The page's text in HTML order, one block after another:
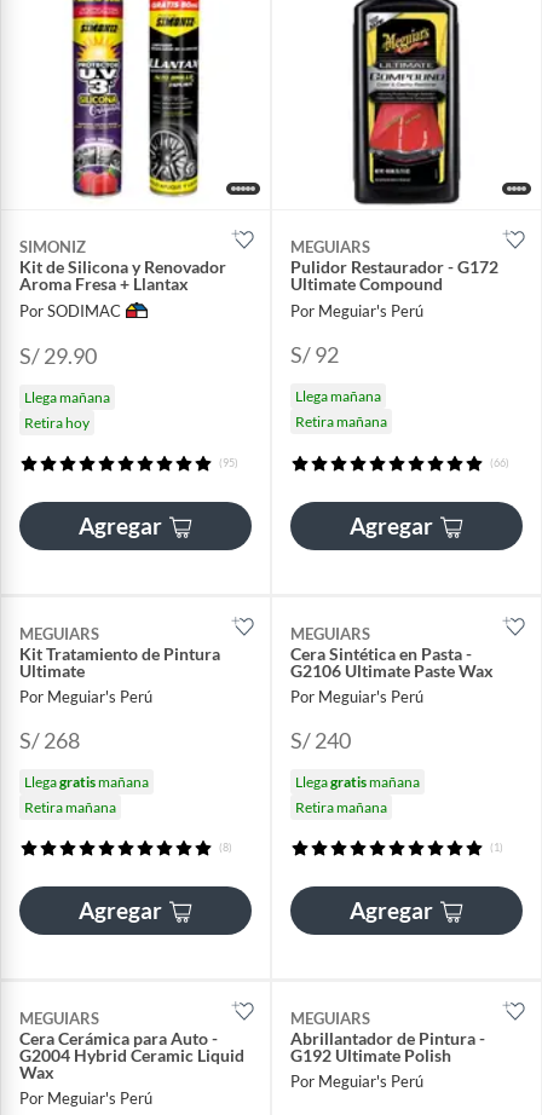
SIMONIZ
Kit de Silicona y Renovador
Aroma Fresa + Llantax
Por SODIMAC
S/ 29.90
Llega mañana
Retira hoy
(95)
Agregar
MEGUIARS
Pulidor Restaurador - G172
Ultimate Compound
Por Meguiar's Perú
S/ 92
Llega mañana
Retira mañana
(66)
Agregar
MEGUIARS
Kit Tratamiento de Pintura
Ultimate
Por Meguiar's Perú
S/ 268
Llegagratismañana
Retira mañana
(8)
Agregar
MEGUIARS
Cera Sintética en Pasta -
G2106 Ultimate Paste Wax
Por Meguiar's Perú
S/ 240
Llegagratismañana
Retira mañana
(1)
Agregar
MEGUIARS
Cera Cerámica para Auto -
G2004 Hybrid Ceramic Liquid
Wax
Por Meguiar's Perú
MEGUIARS
Abrillantador de Pintura -
G192 Ultimate Polish
Por Meguiar's Perú